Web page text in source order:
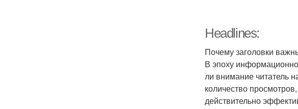
Headlines:
Почему заголовки
В эпоху
ли внимание читатель
количество
действительно